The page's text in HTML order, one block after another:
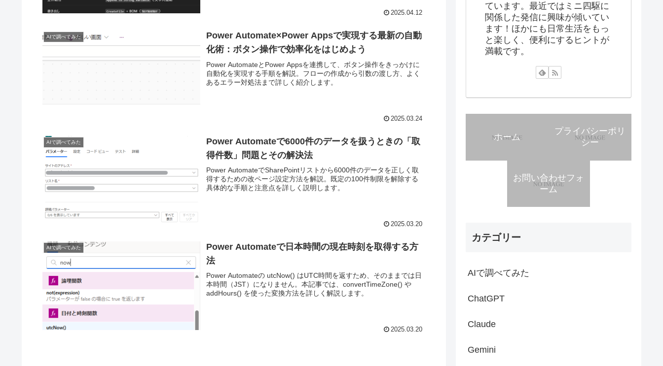
2025.04.12
AIで調べてみた
Power Automate×Power Appsで実現する最新の自動
化術：ボタン操作で効率化をはじめよう
Power AutomateとPower Appsを連携して、ボタン操作をきっかけに
自動化を実現する手順を解説。フローの作成から引数の渡し方、よく
あるエラー対処法まで詳しく紹介します。
2025.03.24
AIで調べてみた
Power Automateで6000件のデータを扱うときの「取
得件数」問題とその解決法
Power AutomateでSharePointリストから6000件のデータを正しく取
得するための改ページ設定方法を解説。既定の100件制限を解除する
具体的な手順と注意点を詳しく説明します。
2025.03.20
AIで調べてみた
Power Automateで日本時間の現在時刻を取得する方
法
Power Automateの utcNow() はUTC時間を返すため、そのままでは日
本時間（JST）になりません。本記事では、convertTimeZone() や
addHours() を使った変換方法を詳しく解説します。
2025.03.20
ています。最近ではミニ四駆に
関係した発信に興味が傾いてい
ます！ほかにも日常生活をもっ
と楽しく、便利にするヒントが
満載です。
ホーム
プライバシーポリ
シー
お問い合わせフォ
ーム
カテゴリー
AIで調べてみた
ChatGPT
Claude
Gemini